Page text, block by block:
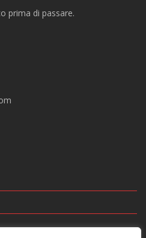
prima di passare.